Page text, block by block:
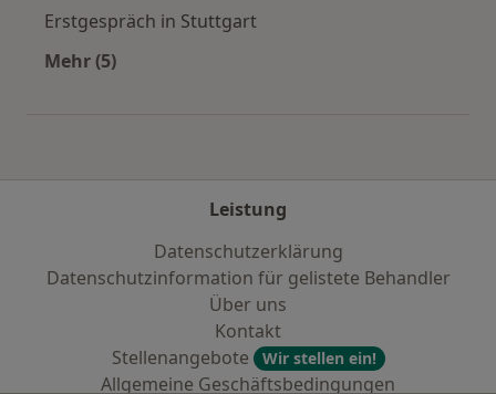
Erstgespräch in Stuttgart
Mehr (5)
Leistung
Datenschutzerklärung
Datenschutzinformation für gelistete Behandler
Über uns
Kontakt
Stellenangebote
Wir stellen ein!
Allgemeine Geschäftsbedingungen